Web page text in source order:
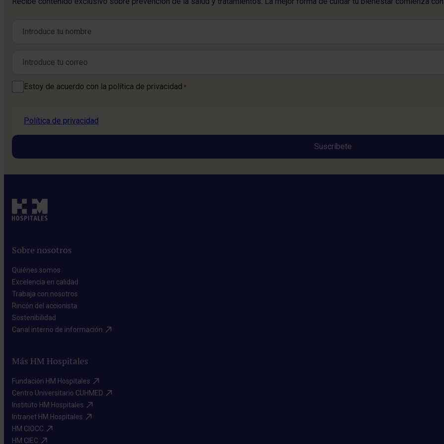
Consentimiento *
Estoy de acuerdo con la política de privacidad *
Política de privacidad
Sobre nosotros
Quiénes somos​
Excelencia en calidad​
Trabaja con nosotros​
Rincón del accionista​
Sostenibilidad​
Canal interno de información​
Más HM Hospitales
Fundación HM Hospitales​
Centro Universitario CUHMED​
Instituto HM Hospitales​
Intranet HM Hospitales​
HM CIOCC​
HM CIEC​